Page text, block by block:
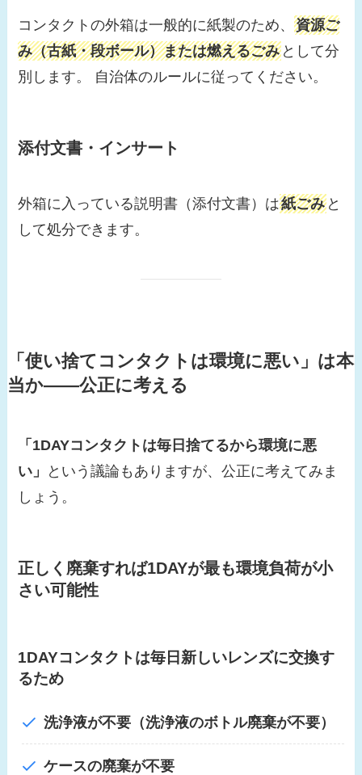
コンタクトの外箱は一般的に紙製のため、資源ご
み（古紙・段ボール）または燃えるごみ として分
別します。 自治体のルールに従ってください。
添付文書・インサート
外箱に入っている説明書（添付文書）は紙ごみ と
して処分できます。
「使い捨てコンタクトは環境に悪い」は本
当か——公正に考える
「1DAYコンタクトは毎日捨てるから環境に悪
い」
という議論もありますが、公正に考えてみま
しょう。
正しく廃棄すれば1DAYが最も環境負荷が小
さい可能性
1DAYコンタクトは毎日新しいレンズに交換す
るため
洗浄液が不要（洗浄液のボトル廃棄が不要）
ケースの廃棄が不要